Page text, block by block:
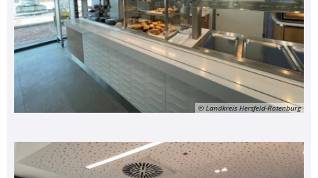
© Landkreis Hersfeld-Rotenburg